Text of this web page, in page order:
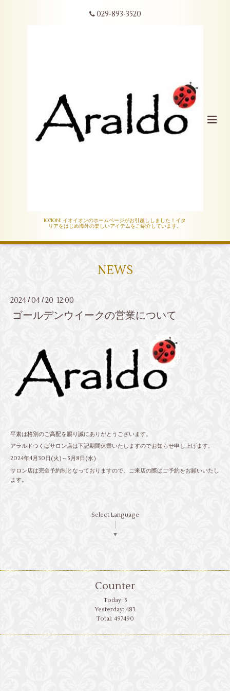
029-893-3520
IO?ION! イオイオンのホームページがお引越ししました！イタ
リアをはじめ海外の楽しいアイテムをご紹介しています。
NEWS
2024 / 04 / 20 12:00
ゴールデンウイークの営業について
平素は格別のご高配を賜り誠にありがとうございます。
アラルドつくばサロン店は下記期間休業いたしますのでお知らせ申し上げます。
2024年4月30日(火)～5月8日(水)
サロン店は完全予約制となっておりますので、ご来店の際はご予約をお願いいたし
ます。
Select Language
▼
Counter
Today: 5
Yesterday: 483
Total: 497490